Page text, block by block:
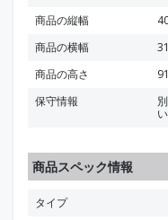
商品の縦幅
商品の横幅
商品の高さ
91
保守情報
い
商品スペック情報
タイプ